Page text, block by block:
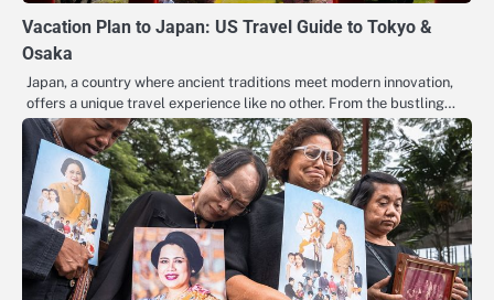
Vacation Plan to Japan: US Travel Guide to Tokyo &
Osaka
Japan, a country where ancient traditions meet modern innovation,
offers a unique travel experience like no other. From the bustling…